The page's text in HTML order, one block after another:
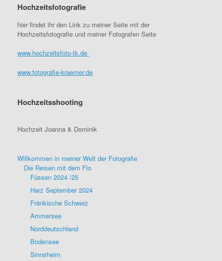
Hochzeitsfotografie
hier findet ihr den Link zu meiner Seite mit der
Hochzeitsfotografie und meiner Fotografen Seite
www.hochzeitsfoto-tk.de
www.fotografie-kraemer.de
Hochzeitsshooting
Hochzeit Joanna & Dominik
Willkommen in meiner Welt der Fotografie
Die Reisen mit dem Flo
Füssen 2024 /25
Harz September 2024
Fränkische Schweiz
Ammersee
Norddeutschland
Bodensee
Sinnsheim